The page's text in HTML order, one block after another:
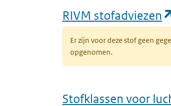
RIVM stofadviezen
Er zijn voor deze stof geen
opgenomen.
Stofklassen voor